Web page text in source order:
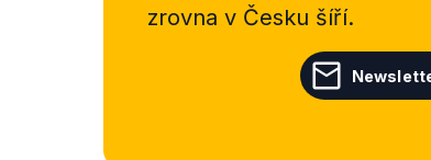
zrovna v Česku šíří.